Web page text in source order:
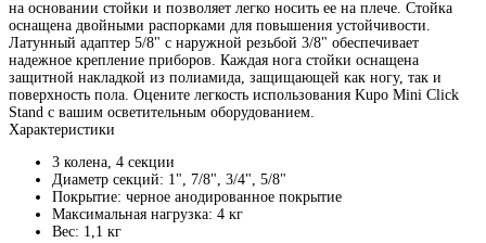
на основании стойки и позволяет легко носить ее на плече. Стойка
оснащена двойными распорками для повышения устойчивости.
Латунный адаптер 5/8" с наружной резьбой 3/8" обеспечивает
надежное крепление приборов. Каждая нога стойки оснащена
защитной накладкой из полиамида, защищающей как ногу, так и
поверхность пола. Оцените легкость использования Kupo Mini Click
Stand с вашим осветительным оборудованием.
Характеристики
3 колена, 4 секции
Диаметр секций: 1", 7/8", 3/4", 5/8"
Покрытие: черное анодированное покрытие
Максимальная нагрузка: 4 кг
Вес: 1,1 кг